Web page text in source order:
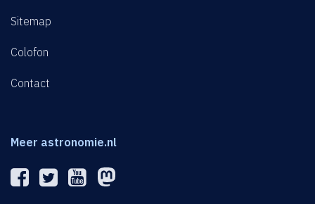
Sitemap
Colofon
Contact
Meer astronomie.nl